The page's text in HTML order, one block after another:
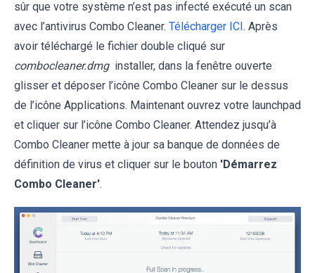
sûr que votre système n’est pas infecté exécuté un scan
avec l’antivirus Combo Cleaner. Télécharger ICI . Après
avoir téléchargé le fichier double cliqué sur
combocleaner.dmg installer, dans la fenêtre ouverte
glisser et déposer l’icône Combo Cleaner sur le dessus
de l’icône Applications. Maintenant ouvrez votre launchpad
et cliquer sur l’icône Combo Cleaner. Attendez jusqu’à
Combo Cleaner mette à jour sa banque de données de
définition de virus et cliquer sur le bouton 'Démarrez
Combo Cleaner'.